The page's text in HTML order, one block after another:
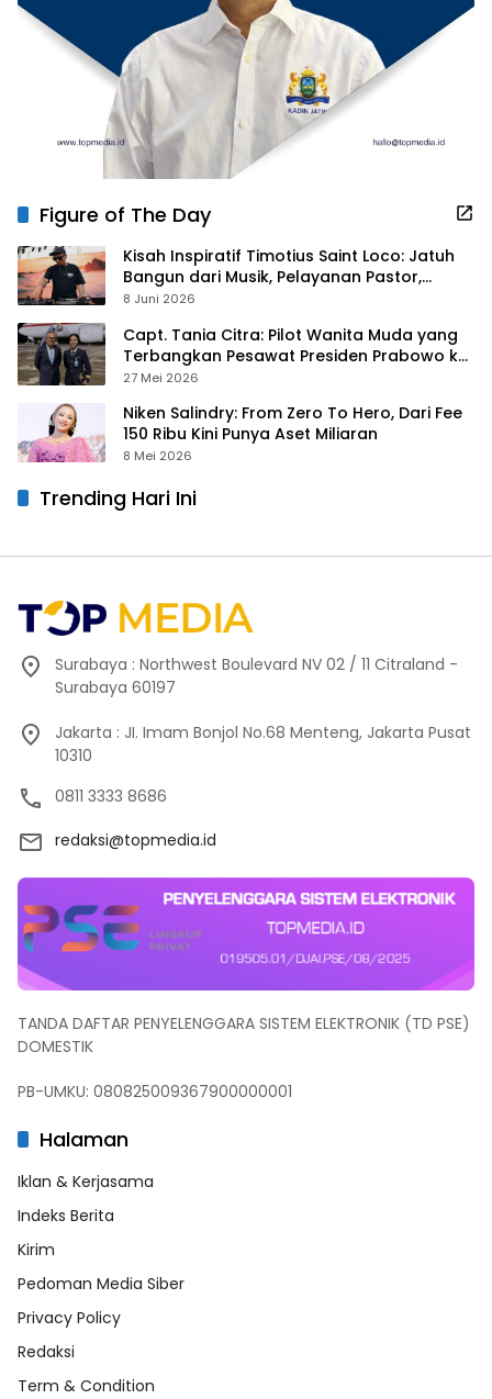
Figure of The Day
Kisah Inspiratif Timotius Saint Loco: Jatuh
Bangun dari Musik, Pelayanan Pastor,
hingga Gurita Bisnis Sambal Babon
8 Juni 2026
Capt. Tania Citra: Pilot Wanita Muda yang
Terbangkan Pesawat Presiden Prabowo ke
Prancis
27 Mei 2026
Niken Salindry: From Zero To Hero, Dari Fee
150 Ribu Kini Punya Aset Miliaran
8 Mei 2026
Trending Hari Ini
Surabaya : Northwest Boulevard NV 02 / 11 Citraland -
Surabaya 60197
Jakarta : JI. Imam Bonjol No.68 Menteng, Jakarta Pusat
10310
0811 3333 8686
redaksi@topmedia.id
TANDA DAFTAR PENYELENGGARA SISTEM ELEKTRONIK (TD PSE)
DOMESTIK
PB-UMKU: 080825009367900000001
Halaman
Iklan & Kerjasama
Indeks Berita
Kirim
Pedoman Media Siber
Privacy Policy
Redaksi
Term & Condition